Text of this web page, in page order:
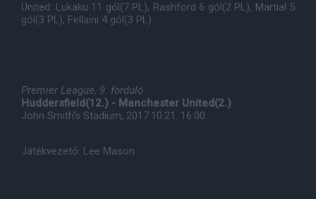
United: Lukaku 11 gól(7 PL), Rashford 6 gól(2 PL), Martial 5
gól(3 PL), Fellaini 4 gól(3 PL)
Premier League, 9. forduló
Huddersfield(12.) - Manchester United(2.)
John Smith's Stadium, 2017.10.21. 16:00
Játékvezető: Lee Mason